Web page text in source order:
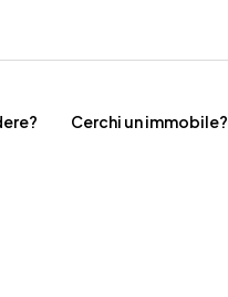
Cerchi un immobile?